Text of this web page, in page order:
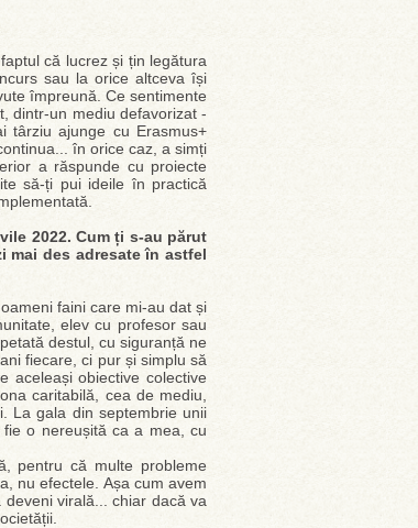
că lucrez și țin legătura
sau la orice altceva își
împreună. Ce sentimente
dintr-un mediu defavorizat -
târziu ajunge cu Erasmus+
în orice caz, a simți
a răspunde cu proiecte
să-ți pui ideile în practică
2022. Cum ți s-au părut
mai des adresate în astfel
faini care mi-au dat și
elev cu profesor sau
destul, cu siguranță ne
fiecare, ci pur și simplu să
aceleași obiective colective
caritabilă, cea de mediu,
La gala din septembrie unii
o nereușită ca a mea, cu
pentru că multe probleme
nu efectele. Așa cum avem
virală... chiar dacă va